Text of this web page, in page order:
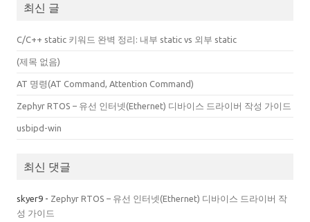
최신 글
C/C++ static 키워드 완벽 정리: 내부 static vs 외부 static
(제목 없음)
AT 명령(AT Command, Attention Command)
Zephyr RTOS – 유선 인터넷(Ethernet) 디바이스 드라이버 작성 가이드
usbipd-win
최신 댓글
skyer9 - Zephyr RTOS – 유선 인터넷(Ethernet) 디바이스 드라이버 작
성 가이드